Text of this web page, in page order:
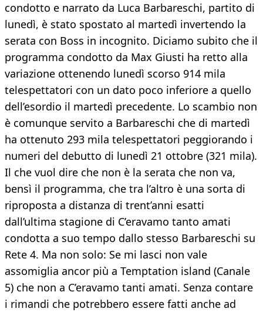
condotto e narrato da Luca Barbareschi, partito di
lunedì, è stato spostato al martedì invertendo la
serata con Boss in incognito. Diciamo subito che il
programma condotto da Max Giusti ha retto alla
variazione ottenendo lunedì scorso 914 mila
telespettatori con un dato poco inferiore a quello
dell’esordio il martedì precedente. Lo scambio non
è comunque servito a Barbareschi che di martedì
ha ottenuto 293 mila telespettatori peggiorando i
numeri del debutto di lunedì 21 ottobre (321 mila).
Il che vuol dire che non è la serata che non va,
bensì il programma, che tra l’altro è una sorta di
riproposta a distanza di trent’anni esatti
dall’ultima stagione di C’eravamo tanto amati
condotta a suo tempo dallo stesso Barbareschi su
Rete 4. Ma non solo: Se mi lasci non vale
assomiglia ancor più a Temptation island (Canale
5) che non a C’eravamo tanti amati. Senza contare
i rimandi che potrebbero essere fatti anche ad